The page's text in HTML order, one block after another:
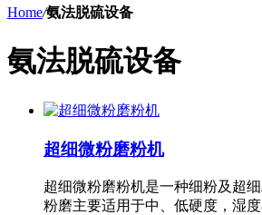
Home/氨法脱硫设备
氨法脱硫设备
超细微粉磨粉机
超细微粉磨粉机是一种细粉及超
粉磨主要适用于中、低硬度，湿